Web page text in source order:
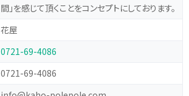
間」を感じて頂くことをコンセプトにしております。
花屋
0721-69-4086
0721-69-4086